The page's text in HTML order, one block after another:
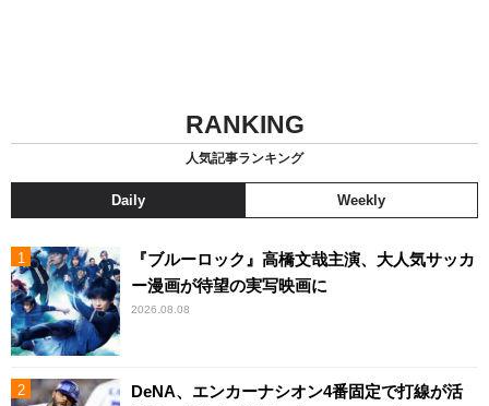
RANKING
人気記事ランキング
Daily Weekly
『ブルーロック』高橋文哉主演、大人気サッカ
ー漫画が待望の実写映画に
2026.08.08
DeNA、エンカーナシオン4番固定で打線が活